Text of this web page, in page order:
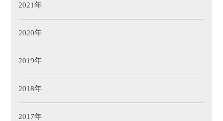
2021年
2020年
2019年
2018年
2017年